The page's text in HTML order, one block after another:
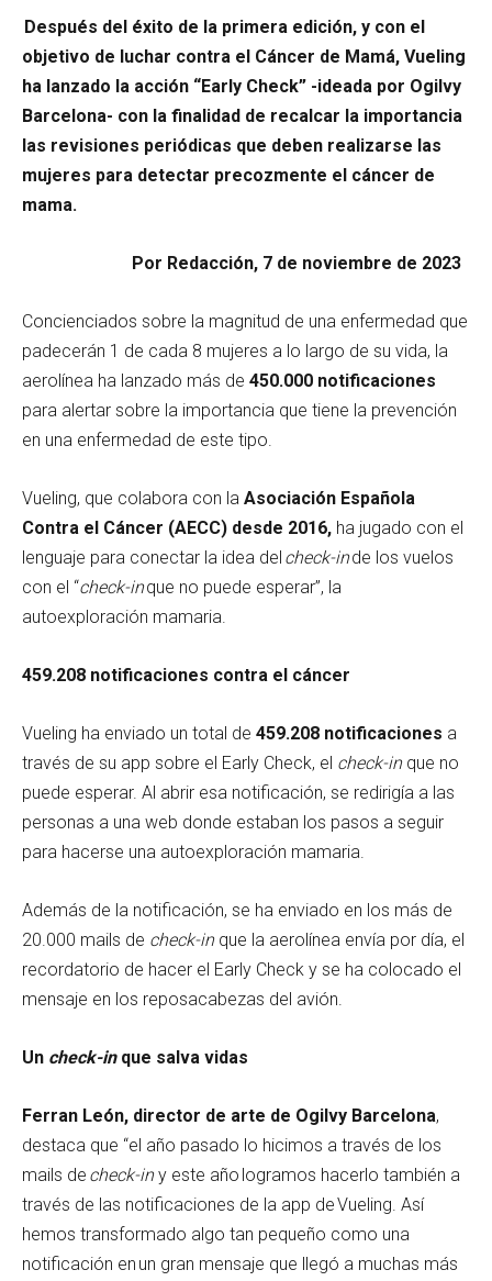
Después del éxito de la primera edición, y con el
objetivo de luchar contra el Cáncer de Mamá, Vueling
ha lanzado la acción “Early Check” -ideada por Ogilvy
Barcelona- con la finalidad de recalcar la importancia
las revisiones periódicas que deben realizarse las
mujeres para detectar precozmente el cáncer de
mama.
Por Redacción, 7 de noviembre de 2023
Concienciados sobre la magnitud de una enfermedad que
padecerán 1 de cada 8 mujeres a lo largo de su vida, la
aerolínea ha lanzado más de 450.000 notificaciones
para alertar sobre la importancia que tiene la prevención
en una enfermedad de este tipo.
Vueling, que colabora con la Asociación Española
Contra el Cáncer (AECC) desde 2016, ha jugado con el
lenguaje para conectar la idea del check-inde los vuelos
con el “check-inque no puede esperar”, la
autoexploración mamaria.
459.208 notificaciones contra el cáncer
Vueling ha enviado un total de 459.208 notificaciones a
través de su app sobre el Early Check, el check-inque no
puede esperar. Al abrir esa notificación, se redirigía a las
personas a una web donde estaban los pasos a seguir
para hacerse una autoexploración mamaria.
Además de la notificación, se ha enviado en los más de
20.000 mails de check-inque la aerolínea envía por día, el
recordatorio de hacer el Early Check y se ha colocado el
mensaje en los reposacabezas del avión.
Un check-inque salva vidas
Ferran León, director de arte de Ogilvy Barcelona,
destaca que “​el año pasado lo hicimos a través de los
mails de check-iny este año logramos hacerlo también a
través de las notificaciones de la app de Vueling. Así
hemos transformado algo tan pequeño como una
notificación en un gran mensaje que llegó a muchas más